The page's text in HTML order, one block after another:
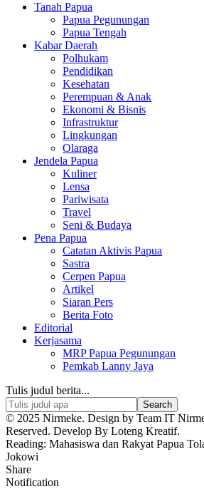
Tanah Papua
Papua Pegunungan
Papua Tengah
Kabar Daerah
Polhukam
Pendidikan
Kesehatan
Perempuan & Anak
Ekonomi & Bisnis
Infrastruktur
Lingkungan
Olaraga
Jendela Papua
Kuliner
Lensa
Pariwisata
Travel
Seni & Budaya
Pena Papua
Catatan Aktivis Papua
Sastra
Cerpen Papua
Artikel
Siaran Pers
Berita Foto
Editorial
Kerjasama
MRP Papua Pegunungan
Pemkab Lanny Jaya
Tulis judul berita...
© 2025 Nirmeke. Design by Team IT
Reserved. Develop By Loteng Kreatif.
Reading: Mahasiswa dan Rakyat Papua
Jokowi
Share
Notification